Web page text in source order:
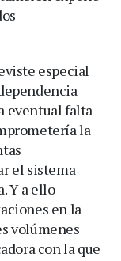
especial
eventual falta
la
el sistema
Y a ello
en la
volúmenes
con la que